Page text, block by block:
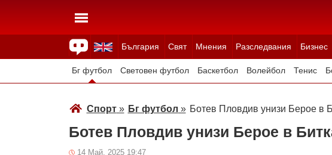
България Свят Мнения Разследвания Бизнес
Здраве Времето Анкети Вицове Куизове
Бг футбол Световен футбол Баскетбол Волейбол Тенис
Спорт» Бг футбол » Ботев Пловдив унизи Берое в
Ботев Пловдив унизи Берое в
14 Май, 2025 19:47